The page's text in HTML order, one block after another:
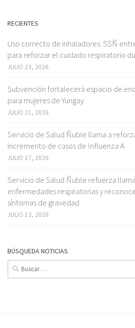
RECIENTES
Uso correcto de inhaladores: SSÑ
para reforzar el cuidado respiratorio
JULIO 23, 2026
Subvención fortalecerá espacio de
para mujeres de Yungay
JULIO 21, 2026
Servicio de Salud Ñuble llama a
incremento de casos de Influenza A
JULIO 17, 2026
Servicio de Salud Ñuble refuerza
enfermedades respiratorias y
síntomas de gravedad
JULIO 13, 2026
BÚSQUEDA NOTICIAS
Buscar: